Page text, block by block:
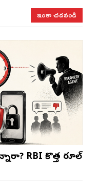
ఇంకా చదవండి
RBI కొత్త రూల్